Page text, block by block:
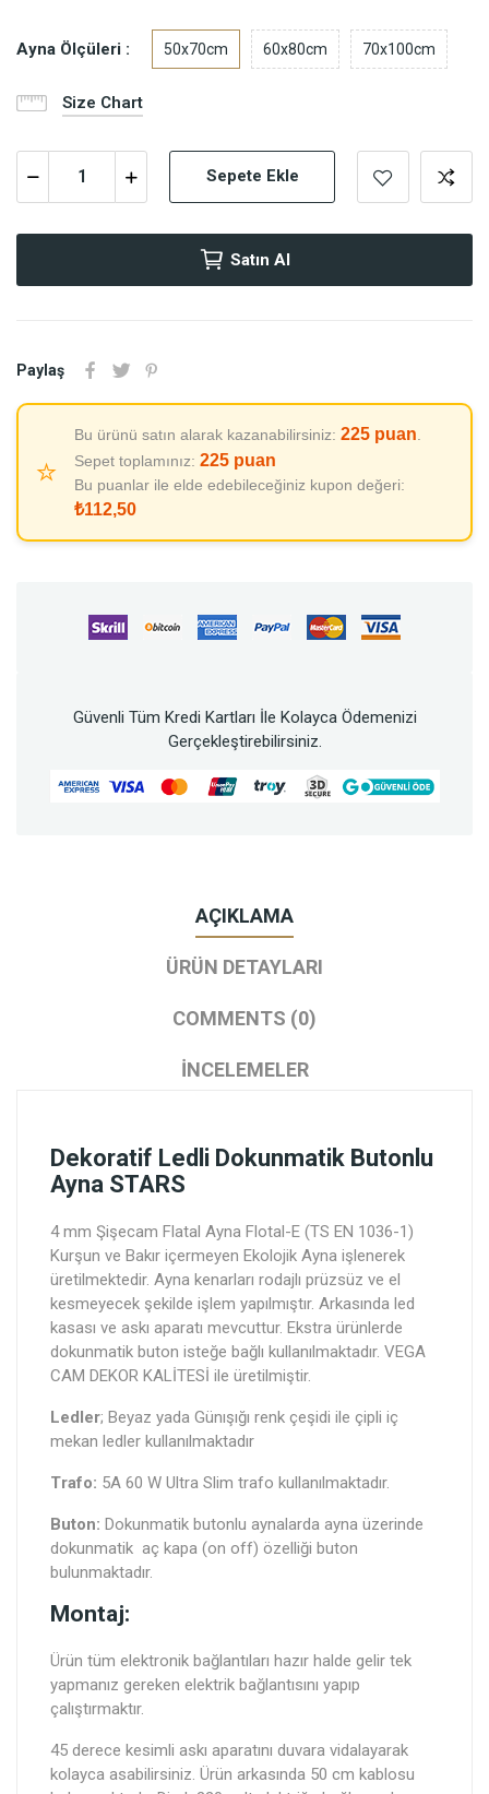
Ayna Ölçüleri : 50x70cm 60x80cm 70x100cm
Size Chart
Sepete Ekle
Satın Al
Paylaş
⭐
Bu ürünü satın alarak kazanabilirsiniz: 225 puan
Sepet toplamınız: 225 puan
Bu puanlar ile elde edebileceğiniz kupon değeri:
₺112,50
Güvenli Tüm Kredi Kartları İle Kolayca Ödemenizi
Gerçekleştirebilirsiniz.
AÇIKLAMA
ÜRÜN DETAYLARI
COMMENTS (0)
İNCELEMELER
Dekoratif Ledli Dokunmatik Butonlu
Ayna STARS
4 mm Şişecam Flatal Ayna Flotal-E (TS EN 1036-1)
Kurşun ve Bakır içermeyen Ekolojik Ayna işlenerek
üretilmektedir. Ayna kenarları rodajlı prüzsüz ve el
kesmeyecek şekilde işlem yapılmıştır. Arkasında led
kasası ve askı aparatı mevcuttur. Ekstra ürünlerde
dokunmatik buton isteğe bağlı kullanılmaktadır. VEGA
CAM DEKOR KALİTESİ ile üretilmiştir.
Ledler; Beyaz yada Günışığı renk çeşidi ile çipli iç
mekan ledler kullanılmaktadır
Trafo: 5A 60 W Ultra Slim trafo kullanılmaktadır.
Buton: Dokunmatik butonlu aynalarda ayna üzerinde
dokunmatik aç kapa (on off) özelliği buton
bulunmaktadır.
Montaj:
Ürün tüm elektronik bağlantıları hazır halde gelir tek
yapmanız gereken elektrik bağlantısını yapıp
çalıştırmaktır.
45 derece kesimli askı aparatını duvara vidalayarak
kolayca asabilirsiniz. Ürün arkasında 50 cm kablosu